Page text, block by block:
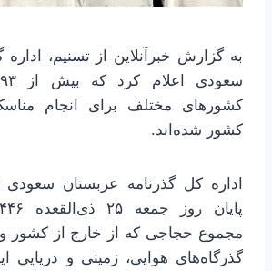
به گزارش خبرآنلاین از تسنیم، اداره
کشورهای مختلف برای انجام
کشور شده‌اند.
اداره کل گذرنامه عربستان سعودی
مجموع حجاجی که از خارج از کشور
گذرگاه‌های هوایی، زمینی و دریایی